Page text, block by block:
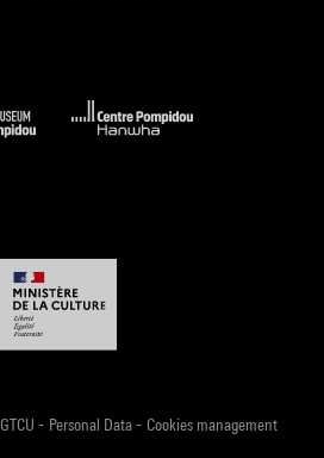
GTCU - Personal Data- Cookies management